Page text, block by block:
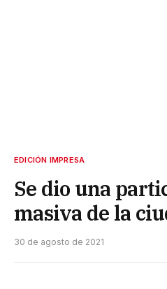
EDICIÓN IMPRESA
Se dio una
masiva de la
30 de agosto de 2021